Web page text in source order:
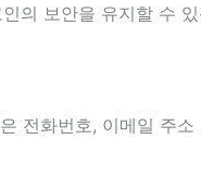
의 보안을 유지할 수
전화번호, 이메일 주